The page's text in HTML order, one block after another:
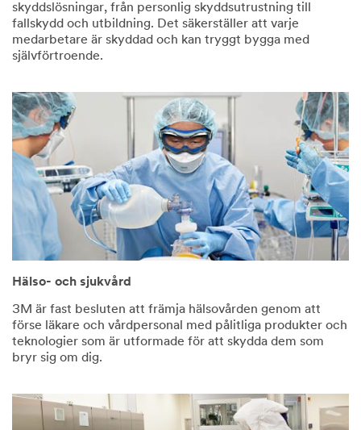
skyddslösningar, från personlig skyddsutrustning till
fallskydd och utbildning. Det säkerställer att varje
medarbetare är skyddad och kan tryggt bygga med
självförtroende.
Hälso- och sjukvård
3M är fast besluten att främja hälsovården genom att
förse läkare och vårdpersonal med pålitliga produkter och
teknologier som är utformade för att skydda dem som
bryr sig om dig.